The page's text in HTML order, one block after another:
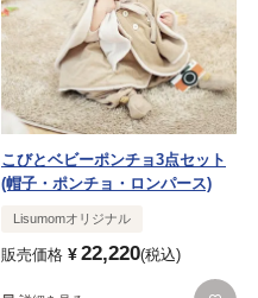
こびとベビーポンチョ3点セット
(帽子・ポンチョ・ロンパース)
Lisumomオリジナル
販売価格 ¥22,220 税込